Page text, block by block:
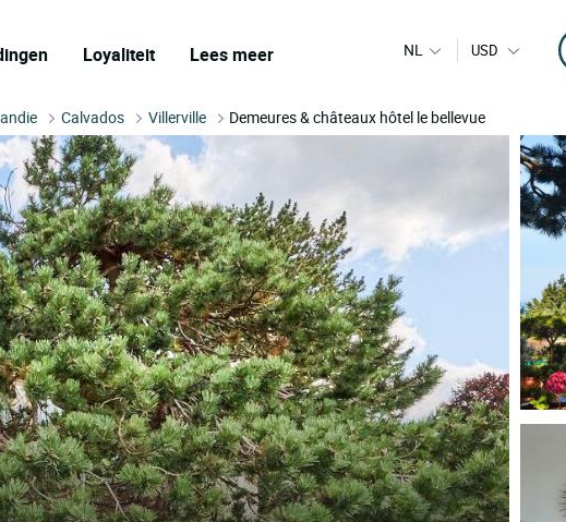
Loyaliteit Lees meer NL USD
Calvados Villerville Demeures & châteaux hôtel le bellevue